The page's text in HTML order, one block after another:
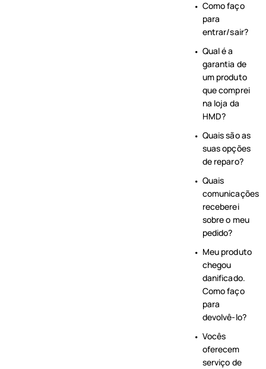
Como faço
para
entrar/sair?
Qual é a
garantia de
um produto
que comprei
na loja da
HMD?
Quais são as
suas opções
de reparo?
Quais
comunicações
receberei
sobre o meu
pedido?
Meu produto
chegou
danificado.
Como faço
para
devolvê-lo?
Vocês
oferecem
serviço de